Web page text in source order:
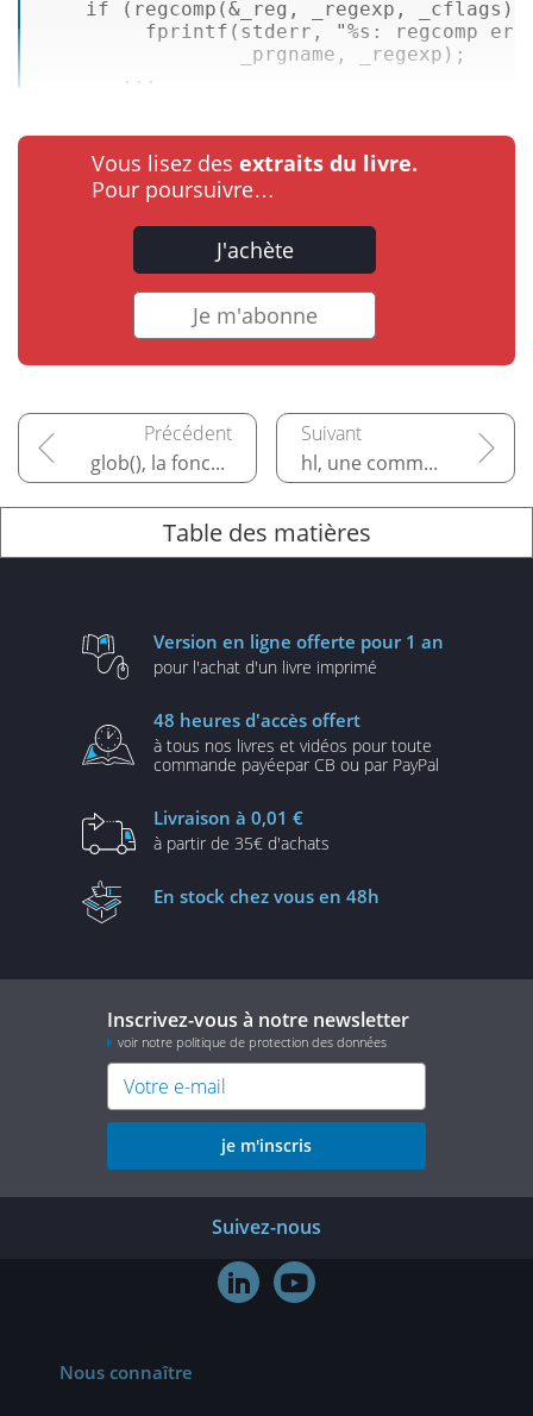
if ( regcomp (&_reg, _regexp,
fprintf (stderr,
"%s: regcomp
_prgname, _regexp);
...
Vous lisez des extraits du livre.
Pour poursuivre…
J'achète
Je m'abonne
glob(), la fonction de sélection de pathnames hl, une commande de colorisation
Table des matières
Version en ligne offerte pour 1 an
pour l'achat d'un livre imprimé
48 heures d'accès offert
à tous nos livres et vidéos pour toute
commande payéepar CB ou par PayPal
Livraison à 0,01 €
à partir de 35€ d'achats
En stock chez vous en 48h
Inscrivez-vous à notre newsletter
voir notre politique de protection des données
je m'inscris
Suivez-nous
 
Nous connaître